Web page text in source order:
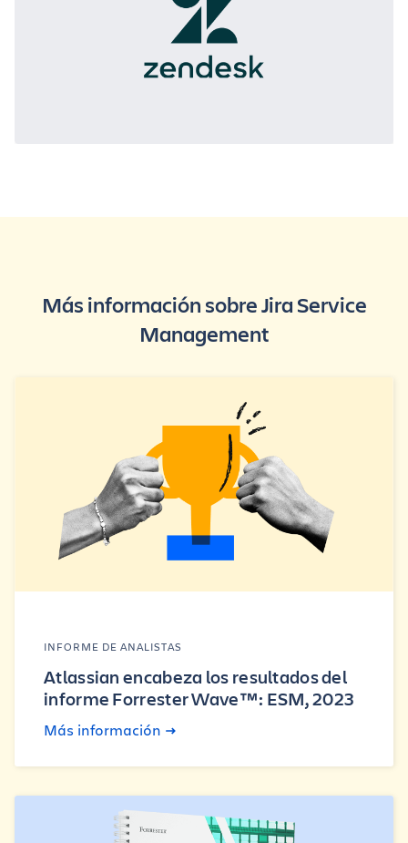
Más información sobre Jira Service
Management
INFORME DE ANALISTAS
Atlassian encabeza los resultados del
informe Forrester Wave™: ESM, 2023
Más información